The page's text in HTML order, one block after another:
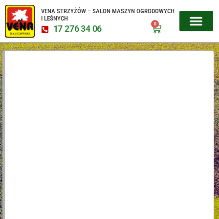
VENA STRZYŻÓW – SALON MASZYN OGRODOWYCH
I LEŚNYCH
17 276 34 06
0